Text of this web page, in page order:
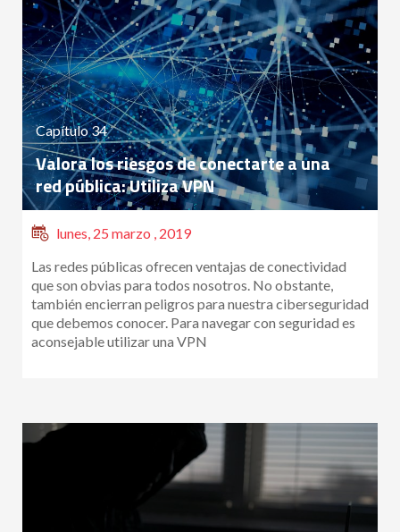
Capítulo 34
Valora los riesgos de conectarte a una
red pública: Utiliza VPN
lunes, 25 marzo , 2019
Las redes públicas ofrecen ventajas de conectividad
que son obvias para todos nosotros. No obstante,
también encierran peligros para nuestra ciberseguridad
que debemos conocer. Para navegar con seguridad es
aconsejable utilizar una VPN